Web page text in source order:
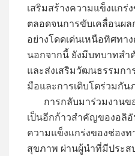
เสริมสร้างความแข็งแก
ตลอดจนการขับเคลื่อนผล
อย่างโดดเด่นเหนือทิศทา
นอกจากนี้ ยังมีบทบาทส
และส่งเสริมวัฒนธรรมก
มือและการเติบโตร่วมกัน
การกลับมาร่วมงานข
เป็นอีกก้าวสำคัญของอลิ
ความแข็งแกร่งของช่อง
สุขภาพ ผ่านผู้นำที่มีประส